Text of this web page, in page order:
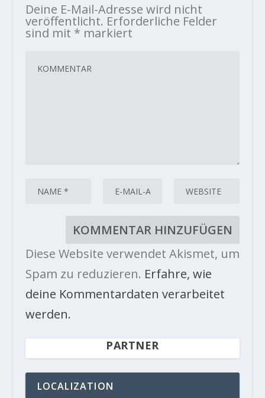
Deine E-Mail-Adresse wird nicht
veröffentlicht. Erforderliche Felder
sind mit * markiert
Diese Website verwendet Akismet, um
Spam zu reduzieren. Erfahre, wie
deine Kommentardaten verarbeitet
werden.
PARTNER
LOCALIZATION